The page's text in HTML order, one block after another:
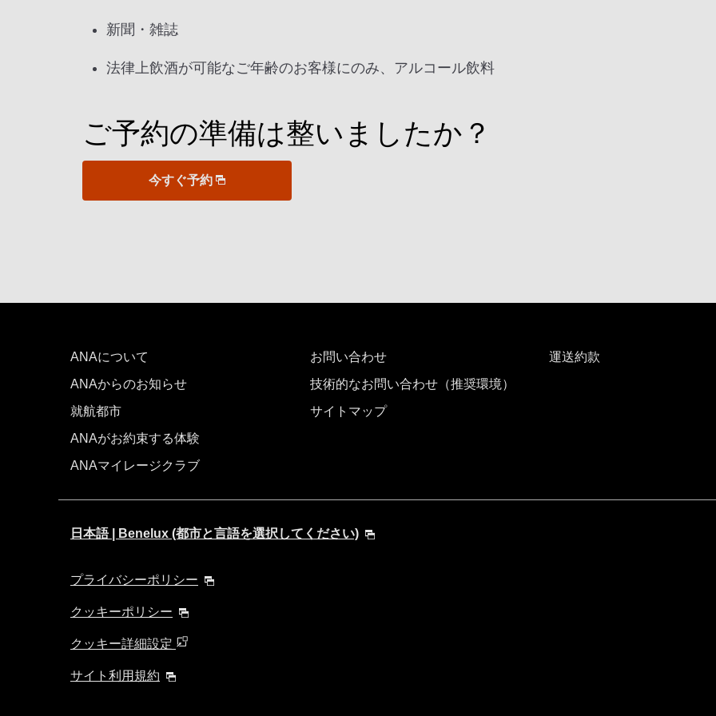
新聞・雑誌
法律上飲酒が可能なご年齢のお客様にのみ、アルコール飲料
ご予約の準備は整いましたか？
今すぐ予約
ANAについて
ANAからのお知らせ
就航都市
ANAがお約束する体験
ANAマイレージクラブ
お問い合わせ
技術的なお問い合わせ（推奨環境）
サイトマップ
運送約款
日本語 | Benelux (都市と言語を選択してください)
プライバシーポリシー
クッキーポリシー
クッキー詳細設定
サイト利用規約